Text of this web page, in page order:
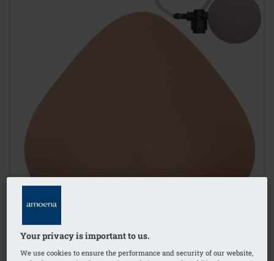
1/7
Your privacy is important to us.
We use cookies to ensure the performance and security of our website,